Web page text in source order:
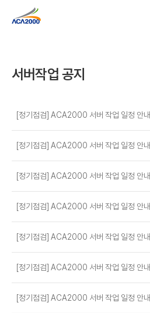
서버작업 공지
[정기점검] ACA2000 서버 작업 일정 안내
[정기점검] ACA2000 서버 작업 일정 안내
[정기점검] ACA2000 서버 작업 일정 안내
[정기점검] ACA2000 서버 작업 일정 안내
[정기점검] ACA2000 서버 작업 일정 안내
[정기점검] ACA2000 서버 작업 일정 안내
[정기점검] ACA2000 서버 작업 일정 안내